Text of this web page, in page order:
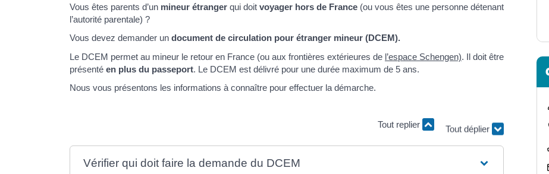
Vous êtes parents d’un mineur étranger qui doit voyager hors de France (ou vous êtes une personne détenant
l’autorité parentale) ?
Vous devez demander un document de circulation pour étranger mineur (DCEM).
Le DCEM permet au mineur le retour en France (ou aux frontières extérieures de l’espace Schengen). Il doit être
présenté en plus du passeport. Le DCEM est délivré pour une durée maximum de 5 ans.
Nous vous présentons les informations à connaître pour effectuer la démarche.
Tout replier Tout déplier
Vérifier qui doit faire la demande du DCEM